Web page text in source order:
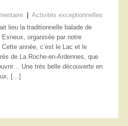
Activités exceptionnelles
lieu la traditionnelle balade de
organisée par notre
année, c’est le Lac et le
de La Roche-en-Ardennes, que
Une très belle découverte en
[…]